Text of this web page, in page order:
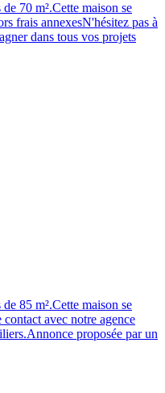
70 m².Cette maison se
frais annexesN'hésitez pas à
dans tous vos projets
85 m².Cette maison se
avec notre agence
proposée par un